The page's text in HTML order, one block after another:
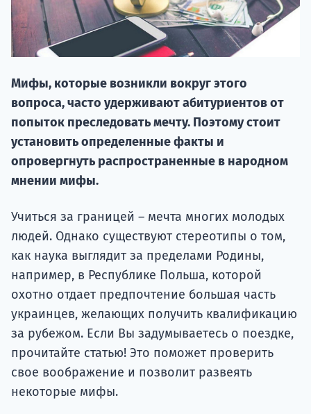
Мифы, которые возникли вокруг этого
вопроса, часто удерживают абитуриентов от
попыток преследовать мечту. Поэтому стоит
установить определенные факты и
опровергнуть распространенные в народном
мнении мифы.
Учиться за границей – мечта многих молодых
людей. Однако существуют стереотипы о том,
как наука выглядит за пределами Родины,
например, в Республике Польша, которой
охотно отдает предпочтение большая часть
украинцев, желающих получить квалификацию
за рубежом. Если Вы задумываетесь о поездке,
прочитайте статью! Это поможет проверить
свое воображение и позволит развеять
некоторые мифы.
20.09